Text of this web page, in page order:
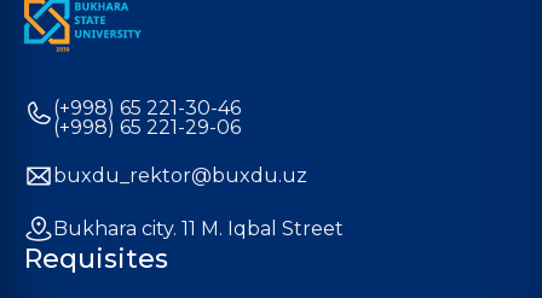
(+998) 65 221-30-46
(+998) 65 221-29-06
buxdu_rektor@buxdu.uz
Bukhara city. 11 M. Iqbal Street
Requisites